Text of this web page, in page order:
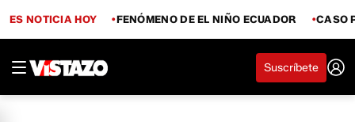
ES NOTICIA HOY FENÓMENO DE EL NIÑO ECUADOR CASO
Suscríbete